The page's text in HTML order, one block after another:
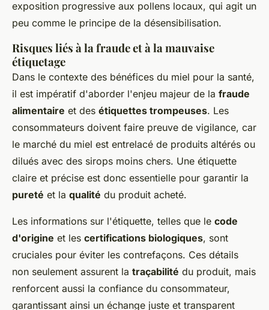
exposition progressive aux pollens locaux, qui agit un
peu comme le principe de la désensibilisation.
Risques liés à la fraude et à la mauvaise
étiquetage
Dans le contexte des bénéfices du miel pour la santé,
il est impératif d'aborder l'enjeu majeur de la fraude
alimentaire et des étiquettes trompeuses. Les
consommateurs doivent faire preuve de vigilance, car
le marché du miel est entrelacé de produits altérés ou
dilués avec des sirops moins chers. Une étiquette
claire et précise est donc essentielle pour garantir la
pureté et la qualité du produit acheté.
Les informations sur l'étiquette, telles que le code
d'origine et les certifications biologiques, sont
cruciales pour éviter les contrefaçons. Ces détails
non seulement assurent la traçabilité du produit, mais
renforcent aussi la confiance du consommateur,
garantissant ainsi un échange juste et transparent